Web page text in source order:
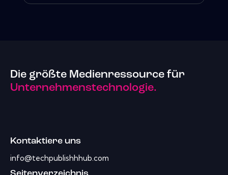
Die größte Medienressource für
Unternehmenstechnologie.
Kontaktiere uns
info@techpublishhhub.com